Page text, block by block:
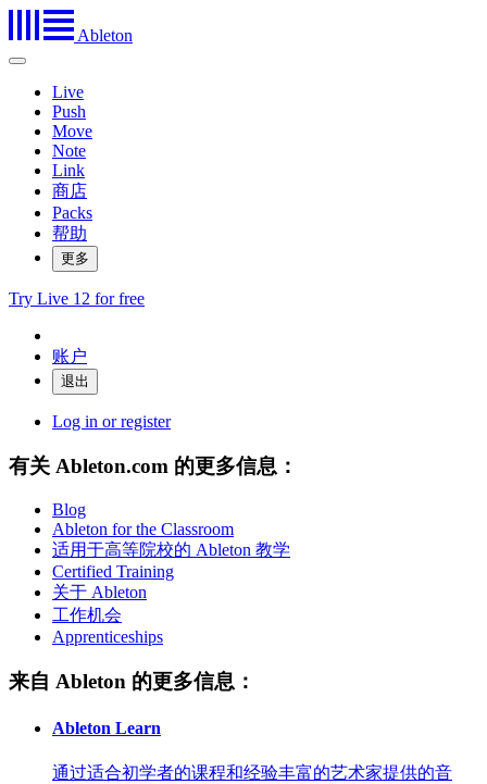
Ableton
Live
Push
Move
Note
Link
商店
Packs
帮助
更多
Try Live 12 for free
账户
Log in or register
有关 Ableton.com 的更多信息：
Blog
Ableton for the Classroom
适用于高等院校的 Ableton 教学
Certified Training
关于 Ableton
工作机会
Apprenticeships
来自 Ableton 的更多信息：
Ableton Learn
通过适合初学者的课程和经验丰富的艺术家提供的音